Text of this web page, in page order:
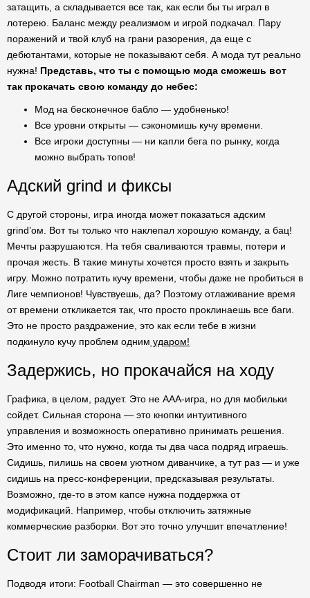
затащить, а складывается все так, как если бы ты играл в
лотерею. Баланс между реализмом и игрой подкачал. Пару
поражений и твой клуб на грани разорения, да еще с
дебютантами, которые не показывают себя. А мода тут реально
нужна! Представь, что ты с помощью мода сможешь вот
так прокачать свою команду до небес:
Мод на бесконечное бабло — удобненько!
Все уровни открыты — сэкономишь кучу времени.
Все игроки доступны — ни капли бега по рынку, когда
можно выбрать топов!
Адский grind и фиксы
С другой стороны, игра иногда может показаться адским
grind’ом. Вот ты только что наклепал хорошую команду, а бац!
Мечты разрушаются. На тебя сваливаются травмы, потери и
прочая жесть. В такие минуты хочется просто взять и закрыть
игру. Можно потратить кучу времени, чтобы даже не пробиться в
Лиге чемпионов! Чувствуешь, да? Поэтому отлаживание время
от времени откликается так, что просто проклинаешь все баги.
Это не просто раздражение, это как если тебе в жизни
подкинуло кучу проблем одним ударом!
Задержись, но прокачайся на ходу
Графика, в целом, радует. Это не AAA-игра, но для мобильки
сойдет. Сильная сторона — это кнопки интуитивного
управления и возможность оперативно принимать решения.
Это именно то, что нужно, когда ты два часа подряд играешь.
Сидишь, пилишь на своем уютном диванчике, а тут раз — и уже
сидишь на пресс-конференции, предсказывая результаты.
Возможно, где-то в этом капсе нужна поддержка от
модификаций. Например, чтобы отключить затяжные
коммерческие разборки. Вот это точно улучшит впечатление!
Стоит ли заморачиваться?
Подводя итоги: Football Chairman — это совершенно не